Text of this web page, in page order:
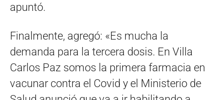
apuntó.
Finalmente, agregó: «Es mucha la
demanda para la tercera dosis. En Villa
Carlos Paz somos la primera farmacia en
vacunar contra el Covid y el Ministerio de